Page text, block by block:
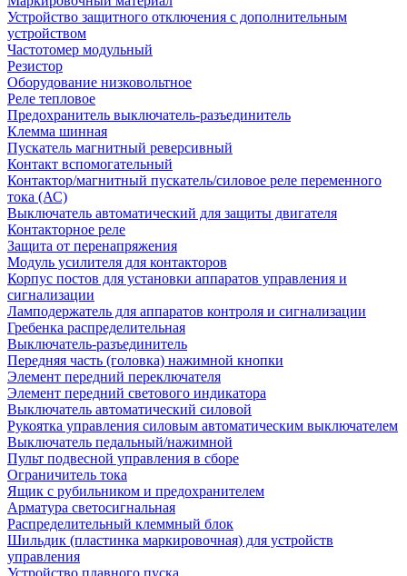
Устройство защитного отключения с дополнительным
устройством
Частотомер модульный
Резистор
Оборудование низковольтное
Реле тепловое
Предохранитель выключатель-разъединитель
Клемма шинная
Пускатель магнитный реверсивный
Контакт вспомогательный
Контактор/магнитный пускатель/силовое реле переменного
тока (АС)
Выключатель автоматический для защиты двигателя
Контакторное реле
Защита от перенапряжения
Модуль усилителя для контакторов
Корпус постов для установки аппаратов управления и
сигнализации
Ламподержатель для аппаратов контроля и сигнализации
Гребенка распределительная
Выключатель-разъединитель
Передняя часть (головка) нажимной кнопки
Элемент передний переключателя
Элемент передний светового индикатора
Выключатель автоматический силовой
Рукоятка управления силовым автоматическим выключателем
Выключатель педальный/нажимной
Пульт подвесной управления в сборе
Ограничитель тока
Ящик с рубильником и предохранителем
Арматура светосигнальная
Распределительный клеммный блок
Шильдик (пластинка маркировочная) для устройств
управления
Устройство плавного пуска